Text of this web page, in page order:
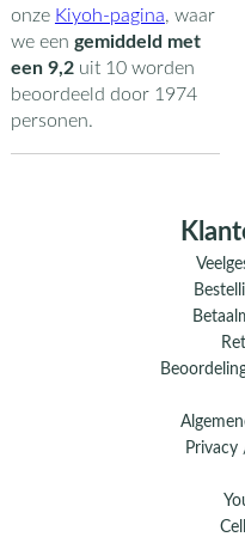
onze Kiyoh-pagina, waar
we een gemiddeld met
een 9,2uit 10worden
beoordeeld door 1974
personen.